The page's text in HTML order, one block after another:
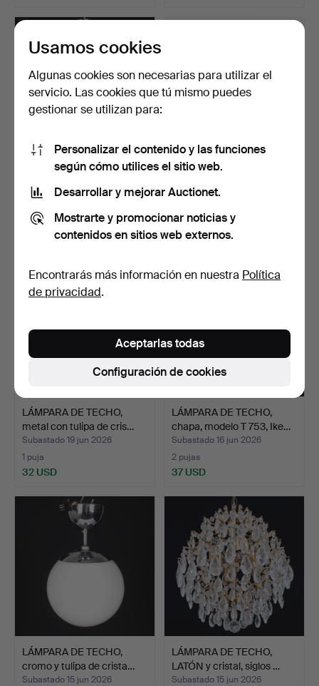
LOUISE HEDERSTRÖM.
Lámpara de techo, "Glad…
Subastado 25 jun 2026
1 puja
32 USD
LÁMPARA DE TECHO,
cristal, segunda mitad d…
3 pujas
37 USD
LÁMPARA DE TECHO,
metal con tulipa de cris…
Subastado 19 jun 2026
1 puja
32 USD
LÁMPARA DE TECHO,
chapa, modelo T 753, Ike…
Subastado 16 jun 2026
2 pujas
37 USD
LÁMPARA DE TECHO,
cromo y tulipa de crista…
Subastado 15 jun 2026
LÁMPARA DE TECHO,
LATÓN y cristal, siglos …
Subastado 15 jun 2026
Usamos cookies
Algunas cookies son necesarias para utilizar el
servicio. Las cookies que tú mismo puedes
gestionar se utilizan para:
Personalizar el contenido y las funciones
según cómo utilices el sitio web.
Desarrollar y mejorar Auctionet.
Mostrarte y promocionar noticias y
contenidos en sitios web externos.
Encontrarás más información en nuestra Política
de privacidad.
Configuración de cookies
Aceptarlas todas